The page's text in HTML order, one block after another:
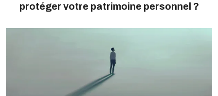
protéger votre patrimoine personnel ?